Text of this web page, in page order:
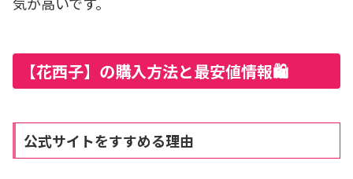
【花西子】の購入方法と最安値情報🛍️
公式サイトをすすめる理由